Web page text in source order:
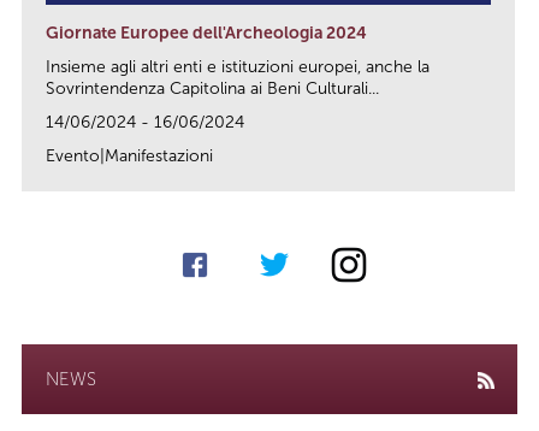
Giornate Europee dell'Archeologia 2024
Insieme agli altri enti e istituzioni europei, anche la
Sovrintendenza Capitolina ai Beni Culturali...
14/06/2024 - 16/06/2024
Evento|Manifestazioni
NEWS